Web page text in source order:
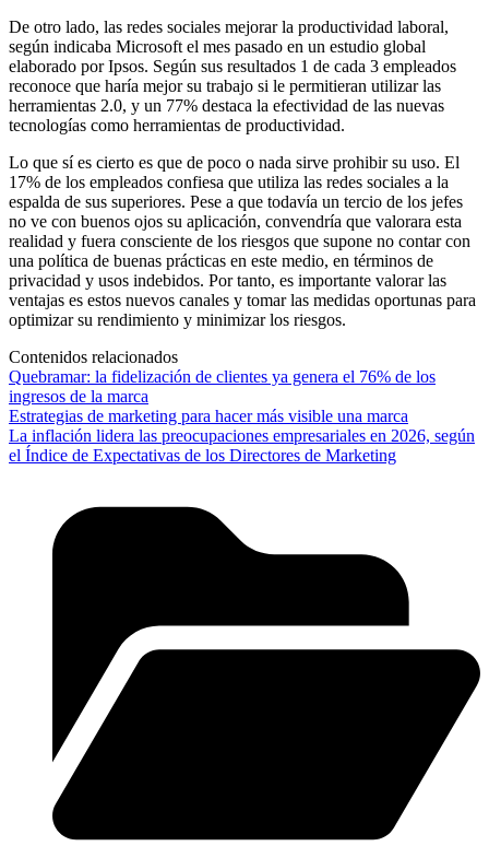
De otro lado, las redes sociales mejorar la productividad laboral,
según indicaba Microsoft el mes pasado en un estudio global
elaborado por Ipsos. Según sus resultados 1 de cada 3 empleados
reconoce que haría mejor su trabajo si le permitieran utilizar las
herramientas 2.0, y un 77% destaca la efectividad de las nuevas
tecnologías como herramientas de productividad.
Lo que sí es cierto es que de poco o nada sirve prohibir su uso. El
17% de los empleados confiesa que utiliza las redes sociales a la
espalda de sus superiores. Pese a que todavía un tercio de los jefes
no ve con buenos ojos su aplicación, convendría que valorara esta
realidad y fuera consciente de los riesgos que supone no contar con
una política de buenas prácticas en este medio, en términos de
privacidad y usos indebidos. Por tanto, es importante valorar las
ventajas es estos nuevos canales y tomar las medidas oportunas para
optimizar su rendimiento y minimizar los riesgos.
Contenidos relacionados
Quebramar: la fidelización de clientes ya genera el 76% de los
ingresos de la marca
Estrategias de marketing para hacer más visible una marca
La inflación lidera las preocupaciones empresariales en 2026, según
el Índice de Expectativas de los Directores de Marketing